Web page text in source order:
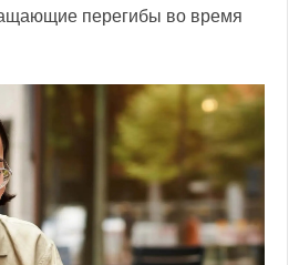
перегибы во время